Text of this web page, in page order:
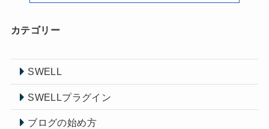
カテゴリー
SWELL
SWELLプラグイン
ブログの始め方